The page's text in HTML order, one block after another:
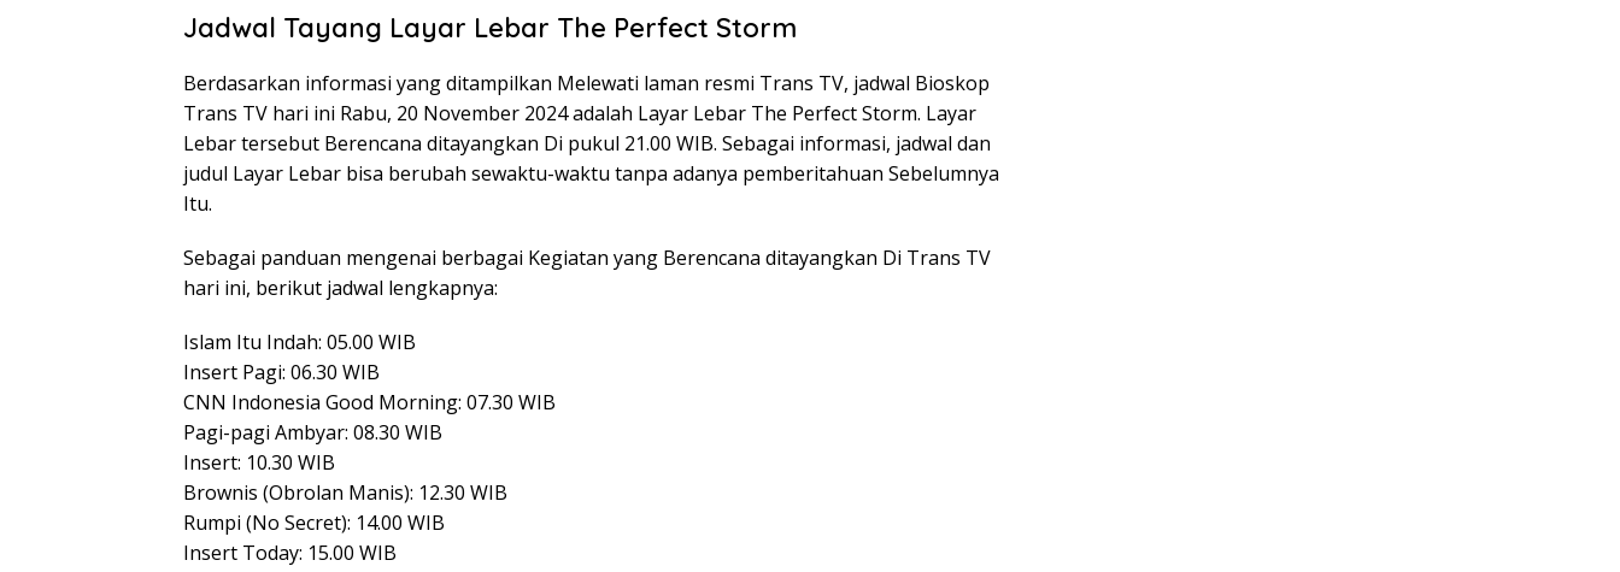
Jadwal Tayang Layar Lebar The Perfect Storm
Berdasarkan informasi yang ditampilkan Melewati laman resmi Trans TV, jadwal Bioskop
Trans TV hari ini Rabu, 20 November 2024 adalah Layar Lebar The Perfect Storm. Layar
Lebar tersebut Berencana ditayangkan Di pukul 21.00 WIB. Sebagai informasi, jadwal dan
judul Layar Lebar bisa berubah sewaktu-waktu tanpa adanya pemberitahuan Sebelumnya
Itu.
Sebagai panduan mengenai berbagai Kegiatan yang Berencana ditayangkan Di Trans TV
hari ini, berikut jadwal lengkapnya:
Islam Itu Indah: 05.00 WIB
Insert Pagi: 06.30 WIB
CNN Indonesia Good Morning: 07.30 WIB
Pagi-pagi Ambyar: 08.30 WIB
Insert: 10.30 WIB
Brownis (Obrolan Manis): 12.30 WIB
Rumpi (No Secret): 14.00 WIB
Insert Today: 15.00 WIB